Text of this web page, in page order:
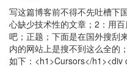
写这篇博客前不得不先吐槽下
心缺少技术性的文章；2：用
吧；正题；下面是在国外搜刮
内的网站上是搜不到这么全的
如下：<h1>Cursors</h1><div